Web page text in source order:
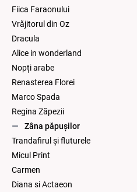
Fiica Faraonului
Vrăjitorul din Oz
Dracula
Alice in wonderland
Nopți arabe
Renasterea Florei
Marco Spada
Regina Zăpezii
Zâna păpuşilor
Trandafirul și fluturele
Micul Print
Carmen
Diana si Actaeon